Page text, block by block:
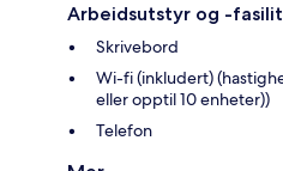
Arbeidsutstyr og -
Skrivebord
Wi-fi (inkludert)
eller opptil 10 enheter))
Telefon